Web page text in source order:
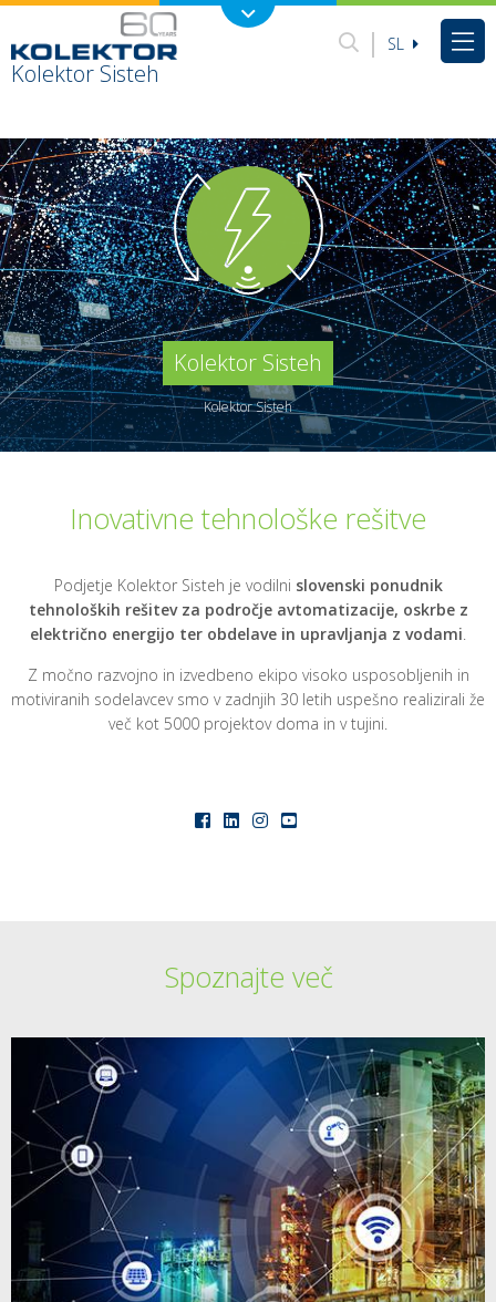
Kolektor Sisteh
SL
Kolektor Sisteh
Kolektor Sisteh
Inovativne tehnološke rešitve
Podjetje Kolektor Sisteh je vodilni slovenski ponudnik
tehnoloških rešitev za področje avtomatizacije, oskrbe z
električno energijo ter obdelave in upravljanja z vodami.
Z močno razvojno in izvedbeno ekipo visoko usposobljenih in
motiviranih sodelavcev smo v zadnjih 30 letih uspešno realizirali že
več kot 5000 projektov doma in v tujini.
Spoznajte več